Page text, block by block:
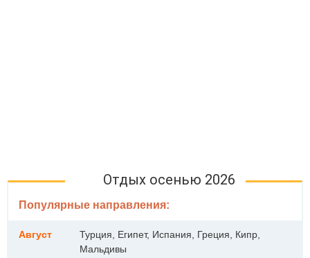
Отдых осенью 2026
Популярные направления:
Август
Турция, Египет, Испания, Греция, Кипр,
Мальдивы